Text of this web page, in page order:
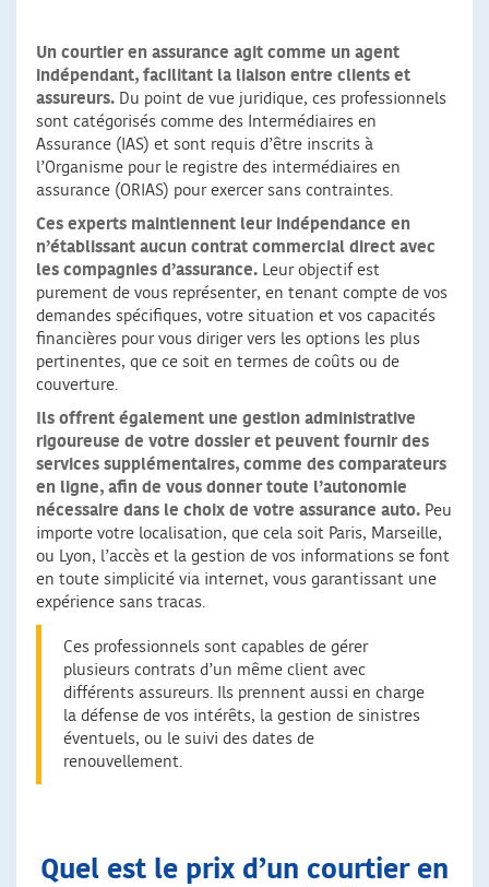
Un courtier en assurance agit comme un agent
indépendant, facilitant la liaison entre clients et
assureurs. Du point de vue juridique, ces professionnels
sont catégorisés comme des Intermédiaires en
Assurance (IAS) et sont requis d’être inscrits à
l’Organisme pour le registre des intermédiaires en
assurance (ORIAS) pour exercer sans contraintes.
Ces experts maintiennent leur indépendance en
n’établissant aucun contrat commercial direct avec
les compagnies d’assurance. Leur objectif est
purement de vous représenter, en tenant compte de vos
demandes spécifiques, votre situation et vos capacités
financières pour vous diriger vers les options les plus
pertinentes, que ce soit en termes de coûts ou de
couverture.
Ils offrent également une gestion administrative
rigoureuse de votre dossier et peuvent fournir des
services supplémentaires, comme des comparateurs
en ligne, afin de vous donner toute l’autonomie
nécessaire dans le choix de votre assurance auto. Peu
importe votre localisation, que cela soit Paris, Marseille,
ou Lyon, l’accès et la gestion de vos informations se font
en toute simplicité via internet, vous garantissant une
expérience sans tracas.
Ces professionnels sont capables de gérer
plusieurs contrats d’un même client avec
différents assureurs. Ils prennent aussi en charge
la défense de vos intérêts, la gestion de sinistres
éventuels, ou le suivi des dates de
renouvellement.
Quel est le prix d’un courtier en